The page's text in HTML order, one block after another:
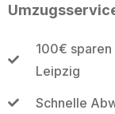
100€ sparen
Leipzig
Schnelle